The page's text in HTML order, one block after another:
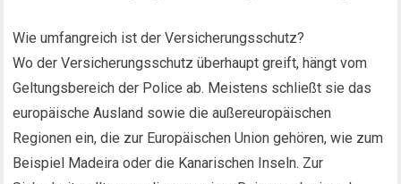
Wie umfangreich ist der Versicherungsschutz?
Wo der Versicherungsschutz überhaupt greift, hängt vom
Geltungsbereich der Police ab. Meistens schließt sie das
europäische Ausland sowie die außereuropäischen
Regionen ein, die zur Europäischen Union gehören, wie zum
Beispiel Madeira oder die Kanarischen Inseln. Zur